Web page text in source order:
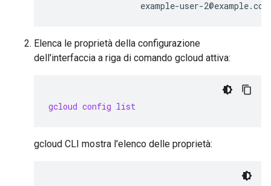
Elenca le proprietà della configurazione
dell'interfaccia a riga di comando gcloud attiva:
gcloud config list
gcloud CLI mostra l'elenco delle proprietà: